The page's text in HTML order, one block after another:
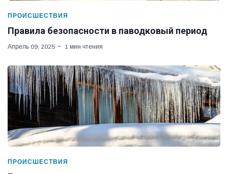
ПРОИСШЕСТВИЯ
Правила безопасности в паводковый период
Апрель 09, 2025 1 мин чтения
ПРОИСШЕСТВИЯ